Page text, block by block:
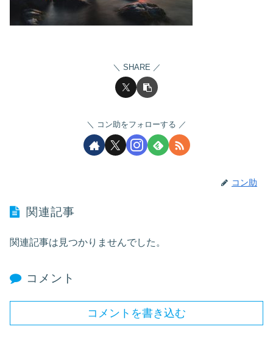
SHARE
コン助をフォローする
コン助
関連記事
関連記事は見つかりませんでした。
コメント
コメントを書き込む